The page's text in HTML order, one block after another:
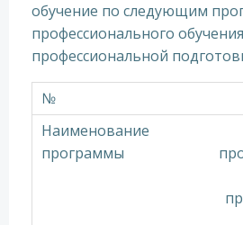
обучение по следующим
профессионального
профессиональной